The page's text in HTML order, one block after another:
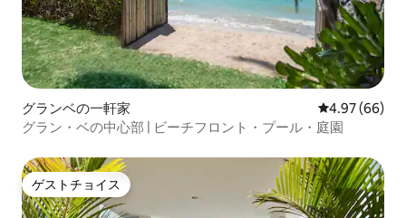
グランベの一軒家 レビュー66
4.97 (66)
グラン・ベの中心部 | ビーチフロント・プール・庭園
ゲストチョイス
ゲストチョイス